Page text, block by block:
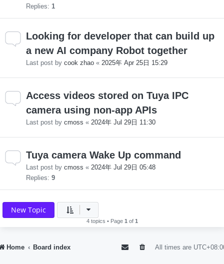
Replies: 1
Looking for developer that can build up
a new AI company Robot together
Last post by cook zhao « 2025年 Apr 25日 15:29
Access videos stored on Tuya IPC
camera using non-app APIs
Last post by cmoss « 2024年 Jul 29日 11:30
Tuya camera Wake Up command
Last post by cmoss « 2024年 Jul 29日 05:48
Replies: 9
New Topic
4 topics • Page 1 of 1
Home Board index All times are